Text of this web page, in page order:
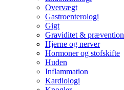
Overvægt
Gastroenterologi
Gigt
Graviditet & prævention
Hjerne og nerver
Hormoner og stofskifte
Huden
Inflammation
Kardiologi